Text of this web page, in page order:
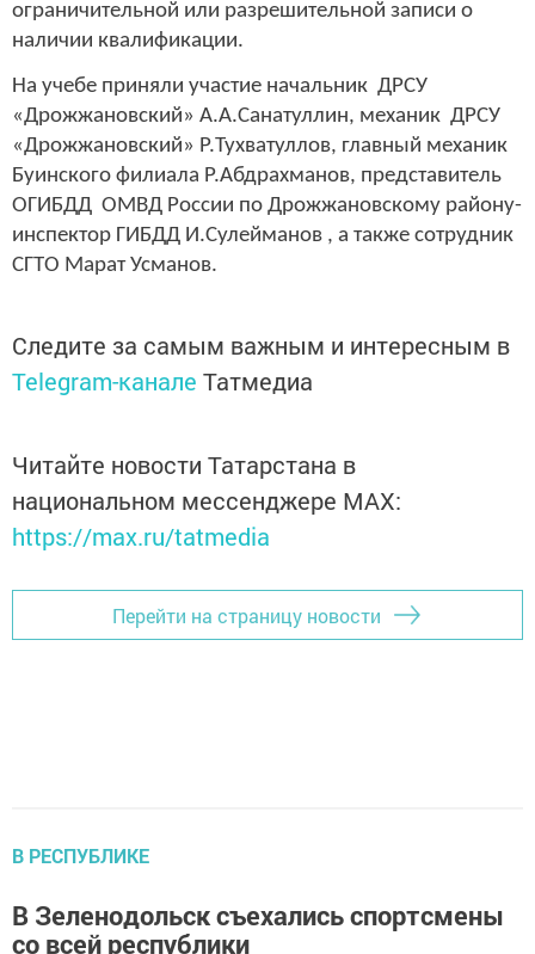
ограничительной или разрешительной записи о
наличии квалификации.
На учебе приняли участие начальник ДРСУ
«Дрожжановский» А.А.Санатуллин, механик ДРСУ
«Дрожжановский» Р.Тухватуллов, главный механик
Буинского филиала Р.Абдрахманов, представитель
ОГИБДД ОМВД России по Дрожжановскому району-
инспектор ГИБДД И.Сулейманов , а также сотрудник
СГТО Марат Усманов.
Следите за самым важным и интересным в
Telegram-канале Татмедиа
Читайте новости Татарстана в
национальном мессенджере MАХ:
https://max.ru/tatmedia
Перейти на страницу новости
В РЕСПУБЛИКЕ
В Зеленодольск съехались спортсмены
со всей республики